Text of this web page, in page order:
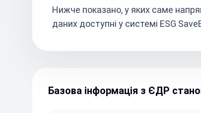
Нижче показано, у яких саме
даних доступні у системі ESG
Базова інформація з ЄДР